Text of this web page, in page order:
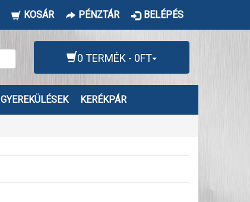
KOSÁR PÉNZTÁR BELÉPÉS
0 TERMÉK - 0FT
GYEREKÜLÉSEK KERÉKPÁR